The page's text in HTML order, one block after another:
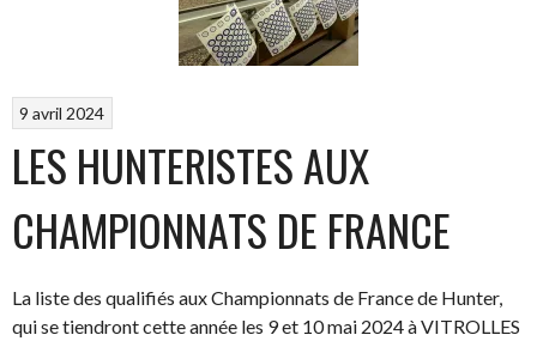
9 avril 2024
LES HUNTERISTES AUX
CHAMPIONNATS DE FRANCE
La liste des qualifiés aux Championnats de France de Hunter,
qui se tiendront cette année les 9 et 10 mai 2024 à VITROLLES